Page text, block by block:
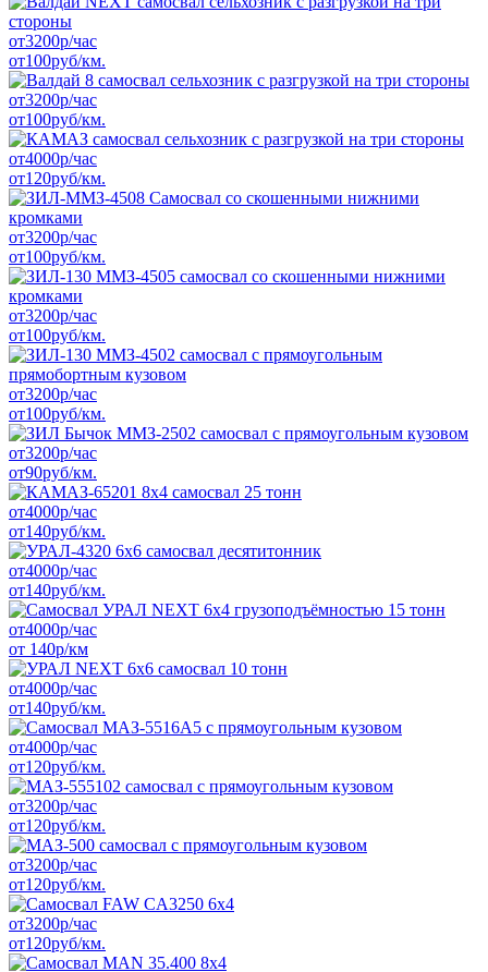
от3200р/час
от100руб/км.
от3200р/час
от100руб/км.
от4000р/час
от120руб/км.
от3200р/час
от100руб/км.
от3200р/час
от100руб/км.
от3200р/час
от100руб/км.
от3200р/час
от90руб/км.
от4000р/час
от140руб/км.
от4000р/час
от140руб/км.
от4000р/час
от 140р/км
от4000р/час
от140руб/км.
от4000р/час
от120руб/км.
от3200р/час
от120руб/км.
от3200р/час
от120руб/км.
от3200р/час
от120руб/км.